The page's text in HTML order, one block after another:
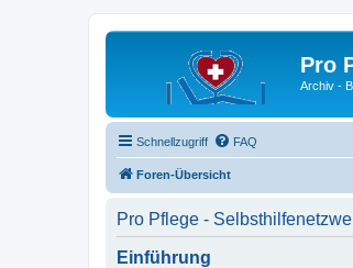
Pro
Archiv -
Schnellzugriff FAQ
Foren-Übersicht
Pro Pflege -
Einführung